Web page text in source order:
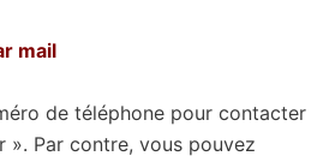
mail
de téléphone pour contacter
». Par contre, vous pouvez